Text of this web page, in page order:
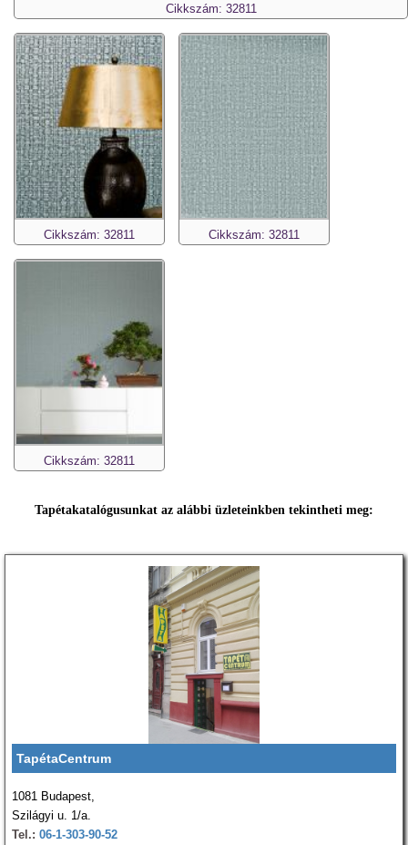
Cikkszám: 32811
Cikkszám: 32811 Cikkszám: 32811
Cikkszám: 32811
Tapétakatalógusunkat az alábbi üzleteinkben tekintheti meg:
TapétaCentrum
1081 Budapest,
Szilágyi u. 1/a.
Tel.: 06-1-303-90-52